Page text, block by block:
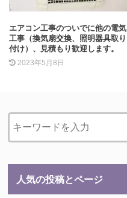
エアコン工事のついでに他の電気
工事（換気扇交換、照明器具取り
付け）、見積もり歓迎します。
2023年5月8日
人気の投稿とページ